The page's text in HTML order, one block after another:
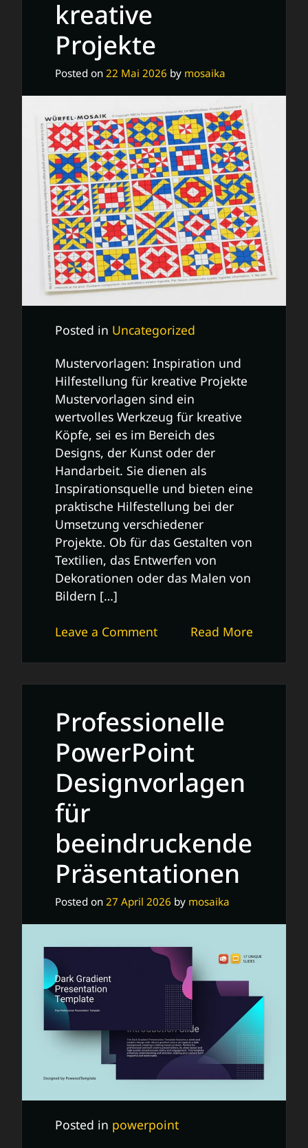
kreative
Projekte
Posted on 22 Mai 2026 by mosaika
Posted in Uncategorized
Mustervorlagen: Inspiration und
Hilfestellung für kreative Projekte
Mustervorlagen sind ein
wertvolles Werkzeug für kreative
Köpfe, sei es im Bereich des
Designs, der Kunst oder der
Handarbeit. Sie dienen als
Inspirationsquelle und bieten eine
praktische Hilfestellung bei der
Umsetzung verschiedener
Projekte. Ob für das Gestalten von
Textilien, das Entwerfen von
Dekorationen oder das Malen von
Bildern […]
Read More
Leave a Commenton
Vielfalt
von
Inspiration
für
kreative
Projekte
Professionelle
PowerPoint
Designvorlagen
für
beeindruckende
Präsentationen
Posted on 27 April 2026 by mosaika
Posted in powerpoint